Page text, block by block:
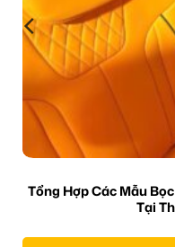
Tổng Hợp Các Mẫu
Tại